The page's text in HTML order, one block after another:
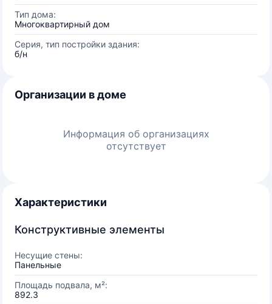
Тип дома:
Многоквартирный дом
Серия, тип постройки здания:
б/н
Организации в доме
Информация об организациях
отсутствует
Характеристики
Конструктивные элементы
Несущие стены:
Панельные
Площадь подвала, м²:
892.3